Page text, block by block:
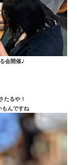
会開催♪
たるや！
んですね